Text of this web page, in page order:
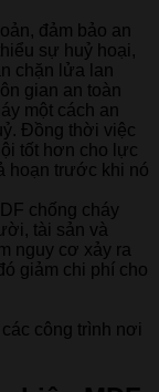
đảm bảo an
sự huỷ hoại,
chặn lửa lan
gian an toàn
một cách an
Đồng thời việc
tốt hơn cho lực
hoạn trước khi nó
chống cháy
tài sản và
nguy cơ xảy ra
giảm chi phí cho
công trình nơi